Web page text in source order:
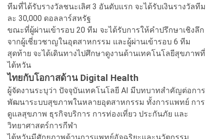
ทีมที่ได้รับรางวัลชนะเลิศ 3 อันดับแรก จะได้รับเงินรางวัลทีม
ละ 30,000 ดอลลาร์สหรัฐ
ขณะที่ผู้ผ่านเข้ารอบ 20 ทีม จะได้รับการให้คำปรึกษาเชิงลึก
จากผู้เชี่ยวชาญในอุตสาหกรรม และผู้ผ่านเข้ารอบ 6 ทีม
สุดท้าย จะได้เดินทางไปศึกษาดูงานด้านเทคโนโลยีสุขภาพที่
ไต้หวัน
ไทยกับโอกาสด้าน Digital Health
ผู้จัดงานระบุว่า ปัจจุบันเทคโนโลยี AI มีบทบาทสำคัญต่อการ
พัฒนาระบบสุขภาพในหลายอุตสาหกรรม ทั้งการแพทย์ การ
ดูแลสุขภาพ ธุรกิจบริการ การท่องเที่ยว ประกันภัย และ
วิทยาศาสตร์การกีฬา